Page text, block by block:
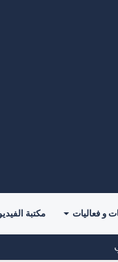
و فعاليات مكتبة